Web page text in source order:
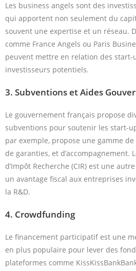
Les business angels sont des
qui apportent non seulement du
souvent une expertise et un réseau.
comme France Angels ou Paris
peuvent mettre en relation des start-
investisseurs potentiels.
3. Subventions et Aides
Le gouvernement français propose
subventions pour soutenir les start-
par exemple, propose une gamme
de garanties, et d’accompagnement.
d’Impôt Recherche (CIR) est une
un avantage fiscal aux entreprises
la R&D.
4. Crowdfunding
Le financement participatif est une
en plus populaire pour lever des
plateformes comme